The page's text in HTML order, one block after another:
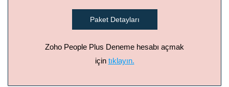
Paket Detayları
Zoho People Plus Deneme hesabı açmak
için tıklayın.